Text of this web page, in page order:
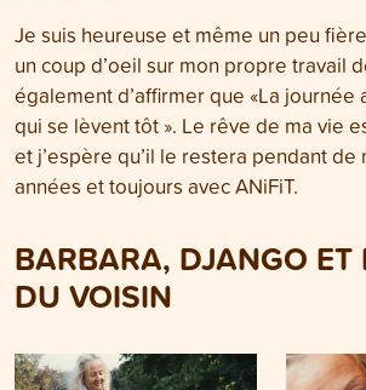
Je suis heureuse et même un peu
un coup d’oeil sur mon propre travail
également d’affirmer que «La journée
qui se lèvent tôt ». Le rêve de ma vie
et j’espère qu’il le restera pendant de
années et toujours avec ANiFiT.
BARBARA, DJANGO ET
DU VOISIN